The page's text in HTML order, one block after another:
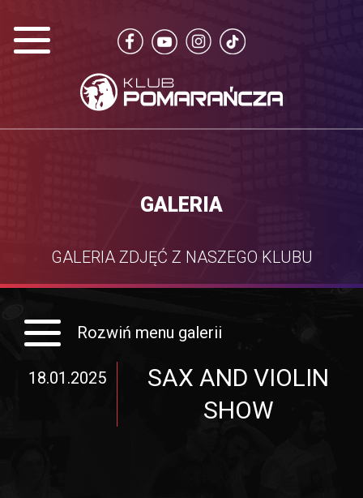
GALERIA
GALERIA ZDJĘĆ Z NASZEGO KLUBU
Rozwiń menu galerii
18.01.2025
SAX AND VIOLIN
SHOW